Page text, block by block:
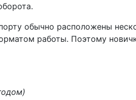
обычно расположены
работы. Поэтому